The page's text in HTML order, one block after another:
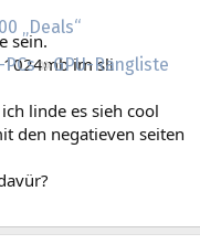
„Deals“
GPU-Rangliste
sein.
im sli
linde es sieh cool
den negatieven seiten